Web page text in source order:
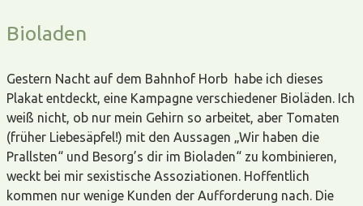
Bioladen
Gestern Nacht auf dem Bahnhof Horb habe ich dieses
Plakat entdeckt, eine Kampagne verschiedener Bioläden. Ich
weiß nicht, ob nur mein Gehirn so arbeitet, aber Tomaten
(früher Liebesäpfel!) mit den Aussagen „Wir haben die
Prallsten“ und Besorg’s dir im Bioladen“ zu kombinieren,
weckt bei mir sexistische Assoziationen. Hoffentlich
kommen nur wenige Kunden der Aufforderung nach. Die